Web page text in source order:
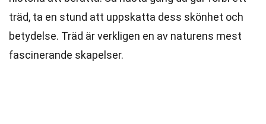
träd, ta en stund att uppskatta dess skönhet och
betydelse. Träd är verkligen en av naturens mest
fascinerande skapelser.